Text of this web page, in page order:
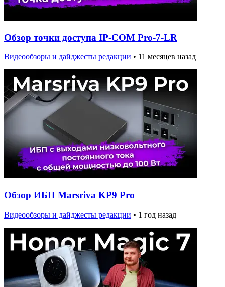
Обзор точки доступа IP-COM Pro-7-LR
Видеообзоры и дайджесты редакции • 11 месяцев назад
Обзор ИБП Marsriva KP9 Pro
Видеообзоры и дайджесты редакции • 1 год назад